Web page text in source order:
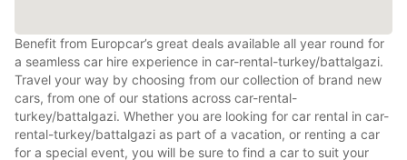
Benefit from Europcar’s great deals available all year round for
a seamless car hire experience in car-rental-turkey/battalgazi.
Travel your way by choosing from our collection of brand new
cars, from one of our stations across car-rental-
turkey/battalgazi. Whether you are looking for car rental in car-
rental-turkey/battalgazi as part of a vacation, or renting a car
for a special event, you will be sure to find a car to suit your